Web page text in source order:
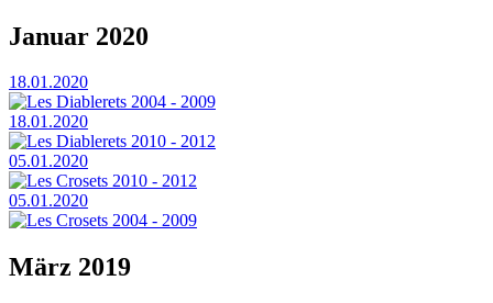
Januar 2020
18.01.2020
Les Diablerets 2004 - 2009
18.01.2020
Les Diablerets 2010 - 2012
05.01.2020
Les Crosets 2010 - 2012
05.01.2020
Les Crosets 2004 - 2009
März 2019